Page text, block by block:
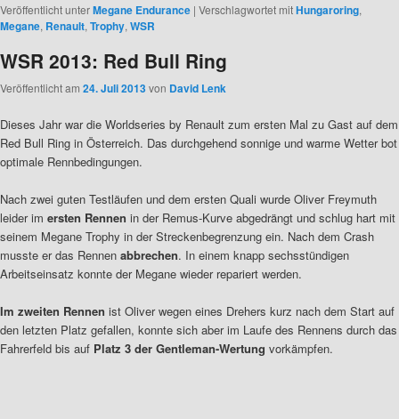
Veröffentlicht unterMegane Endurance | Verschlagwortet mitHungaroring,
Megane, Renault, Trophy, WSR
WSR 2013: Red Bull Ring
Veröffentlicht am 24. Juli 2013von David Lenk
Dieses Jahr war die Worldseries by Renault zum ersten Mal zu Gast auf dem
Red Bull Ring in Österreich. Das durchgehend sonnige und warme Wetter bot
optimale Rennbedingungen.
Nach zwei guten Testläufen und dem ersten Quali wurde Oliver Freymuth
leider im ersten Rennen in der Remus-Kurve abgedrängt und schlug hart mit
seinem Megane Trophy in der Streckenbegrenzung ein. Nach dem Crash
musste er das Rennen abbrechen. In einem knapp sechsstündigen
Arbeitseinsatz konnte der Megane wieder repariert werden.
Im zweiten Rennen ist Oliver wegen eines Drehers kurz nach dem Start auf
den letzten Platz gefallen, konnte sich aber im Laufe des Rennens durch das
Fahrerfeld bis auf Platz 3 der Gentleman-Wertung vorkämpfen.